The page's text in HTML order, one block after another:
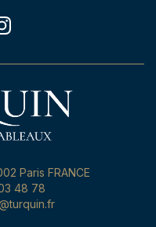
Paris FRANCE
48 78